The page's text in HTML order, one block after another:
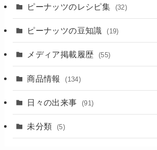
ピーナッツのレシピ集 (32)
ピーナッツの豆知識 (19)
メディア掲載履歴 (55)
商品情報 (134)
(18)
日々の出来事 (91)
未分類 (5)